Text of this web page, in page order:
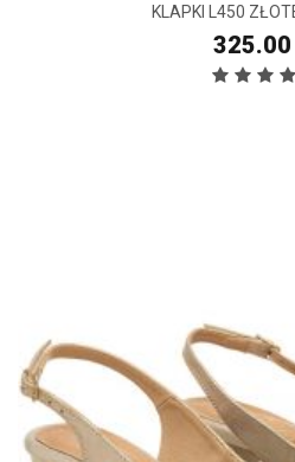
KLAPKI L450
325.00